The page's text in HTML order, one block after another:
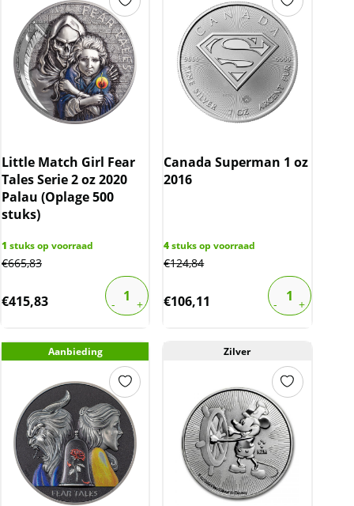
Little Match Girl Fear
Tales Serie 2 oz 2020
Palau (Oplage 500
stuks)
1 stuks op voorraad
€665,83
€415,83
Canada Superman 1 oz
2016
4stuks op voorraad
€124,84
€106,11
Aanbieding Zilver